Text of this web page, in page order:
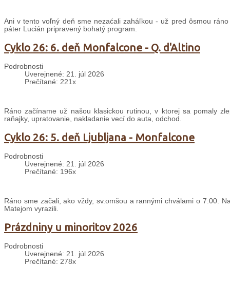
Ani v tento voľný deň sme nezaćali zaháľkou - už pred ôsmou
páter Lucián pripravený bohatý program.
Cyklo 26: 6. deň Monfalcone - Q. d'Altino
Podrobnosti
Uverejnené: 21. júl 2026
Prečítané: 221x
Ráno začíname už našou klasickou rutinou, v ktorej sa pomaly
raňajky, upratovanie, nakladanie vecí do auta, odchod.
Cyklo 26: 5. deň Ljubljana - Monfalcone
Podrobnosti
Uverejnené: 21. júl 2026
Prečítané: 196x
Ráno sme začali, ako vždy, sv.omšou a rannými chválami o 7:00.
Matejom vyrazili.
Prázdniny u minoritov 2026
Podrobnosti
Uverejnené: 21. júl 2026
Prečítané: 278x